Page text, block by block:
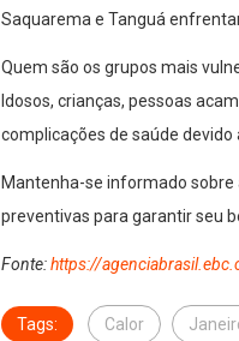
Saquarema e Tanguá
Quem são os grupos mais
Idosos, crianças, pessoas
complicações de saúde devido
Mantenha-se informado sobre
preventivas para garantir seu
Fonte:https://
Tags: Calor